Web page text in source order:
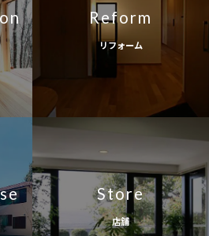
Reform
リフォーム
Store
店舗